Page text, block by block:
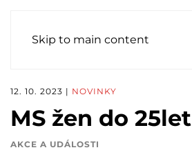
Skip to main content
12. 10. 2023 | NOVINKY
MS žen do 25let
AKCE A UDÁLOSTI